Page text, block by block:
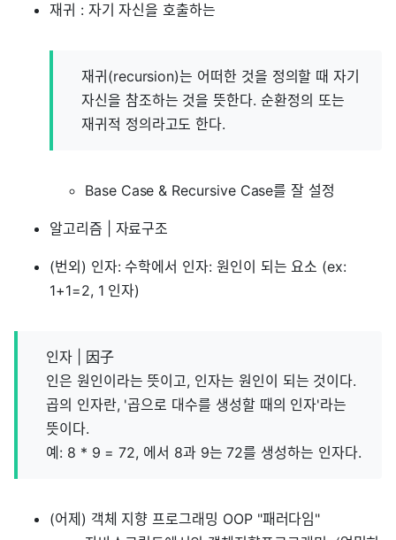
재귀 : 자기 자신을 호출하는
재귀(recursion)는 어떠한 것을 정의할 때 자기
자신을 참조하는 것을 뜻한다. 순환정의 또는
재귀적 정의라고도 한다.
Base Case & Recursive Case를 잘 설정
알고리즘 | 자료구조
(번외) 인자: 수학에서 인자: 원인이 되는 요소 (ex:
1+1=2, 1 인자)
인자 | 因子
인은 원인이라는 뜻이고, 인자는 원인이 되는 것이다.
곱의 인자란, '곱으로 대수를 생성할 때의 인자'라는
뜻이다.
예: 8 * 9 = 72, 에서 8과 9는 72를 생성하는 인자다.
(어제) 객체 지향 프로그래밍 OOP "패러다임"